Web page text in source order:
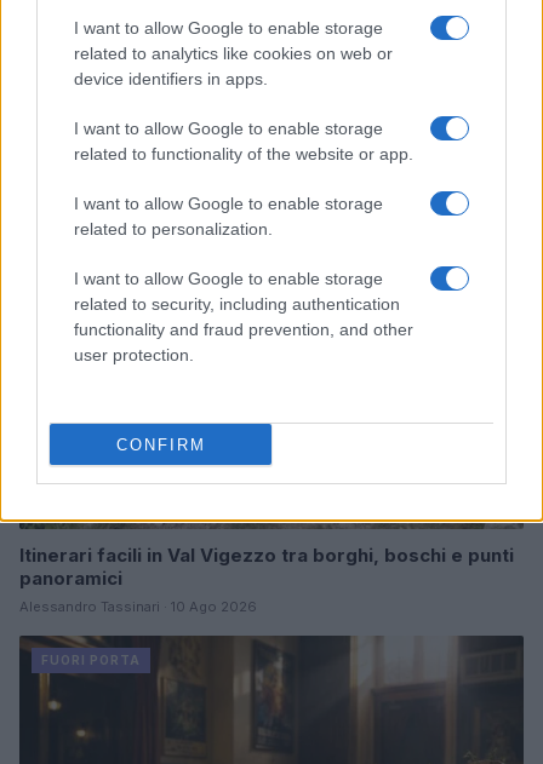
I want to allow Google to enable storage
related to analytics like cookies on web or
device identifiers in apps.
I want to allow Google to enable storage
related to functionality of the website or app.
I want to allow Google to enable storage
related to personalization.
I want to allow Google to enable storage
related to security, including authentication
functionality and fraud prevention, and other
user protection.
CONFIRM
Continua a leggere
Itinerari facili in Val Vigezzo tra borghi, boschi e punti
panoramici
Alessandro Tassinari · 10 Ago 2026
FUORI PORTA